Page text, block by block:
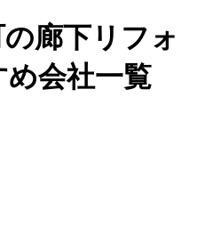
廊下リフォ
会社一覧